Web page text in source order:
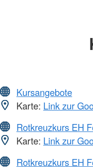
Kursangebote
Karte: Link zur
Rotkreuzkurs EH
Karte: Link zur
Rotkreuzkurs EH